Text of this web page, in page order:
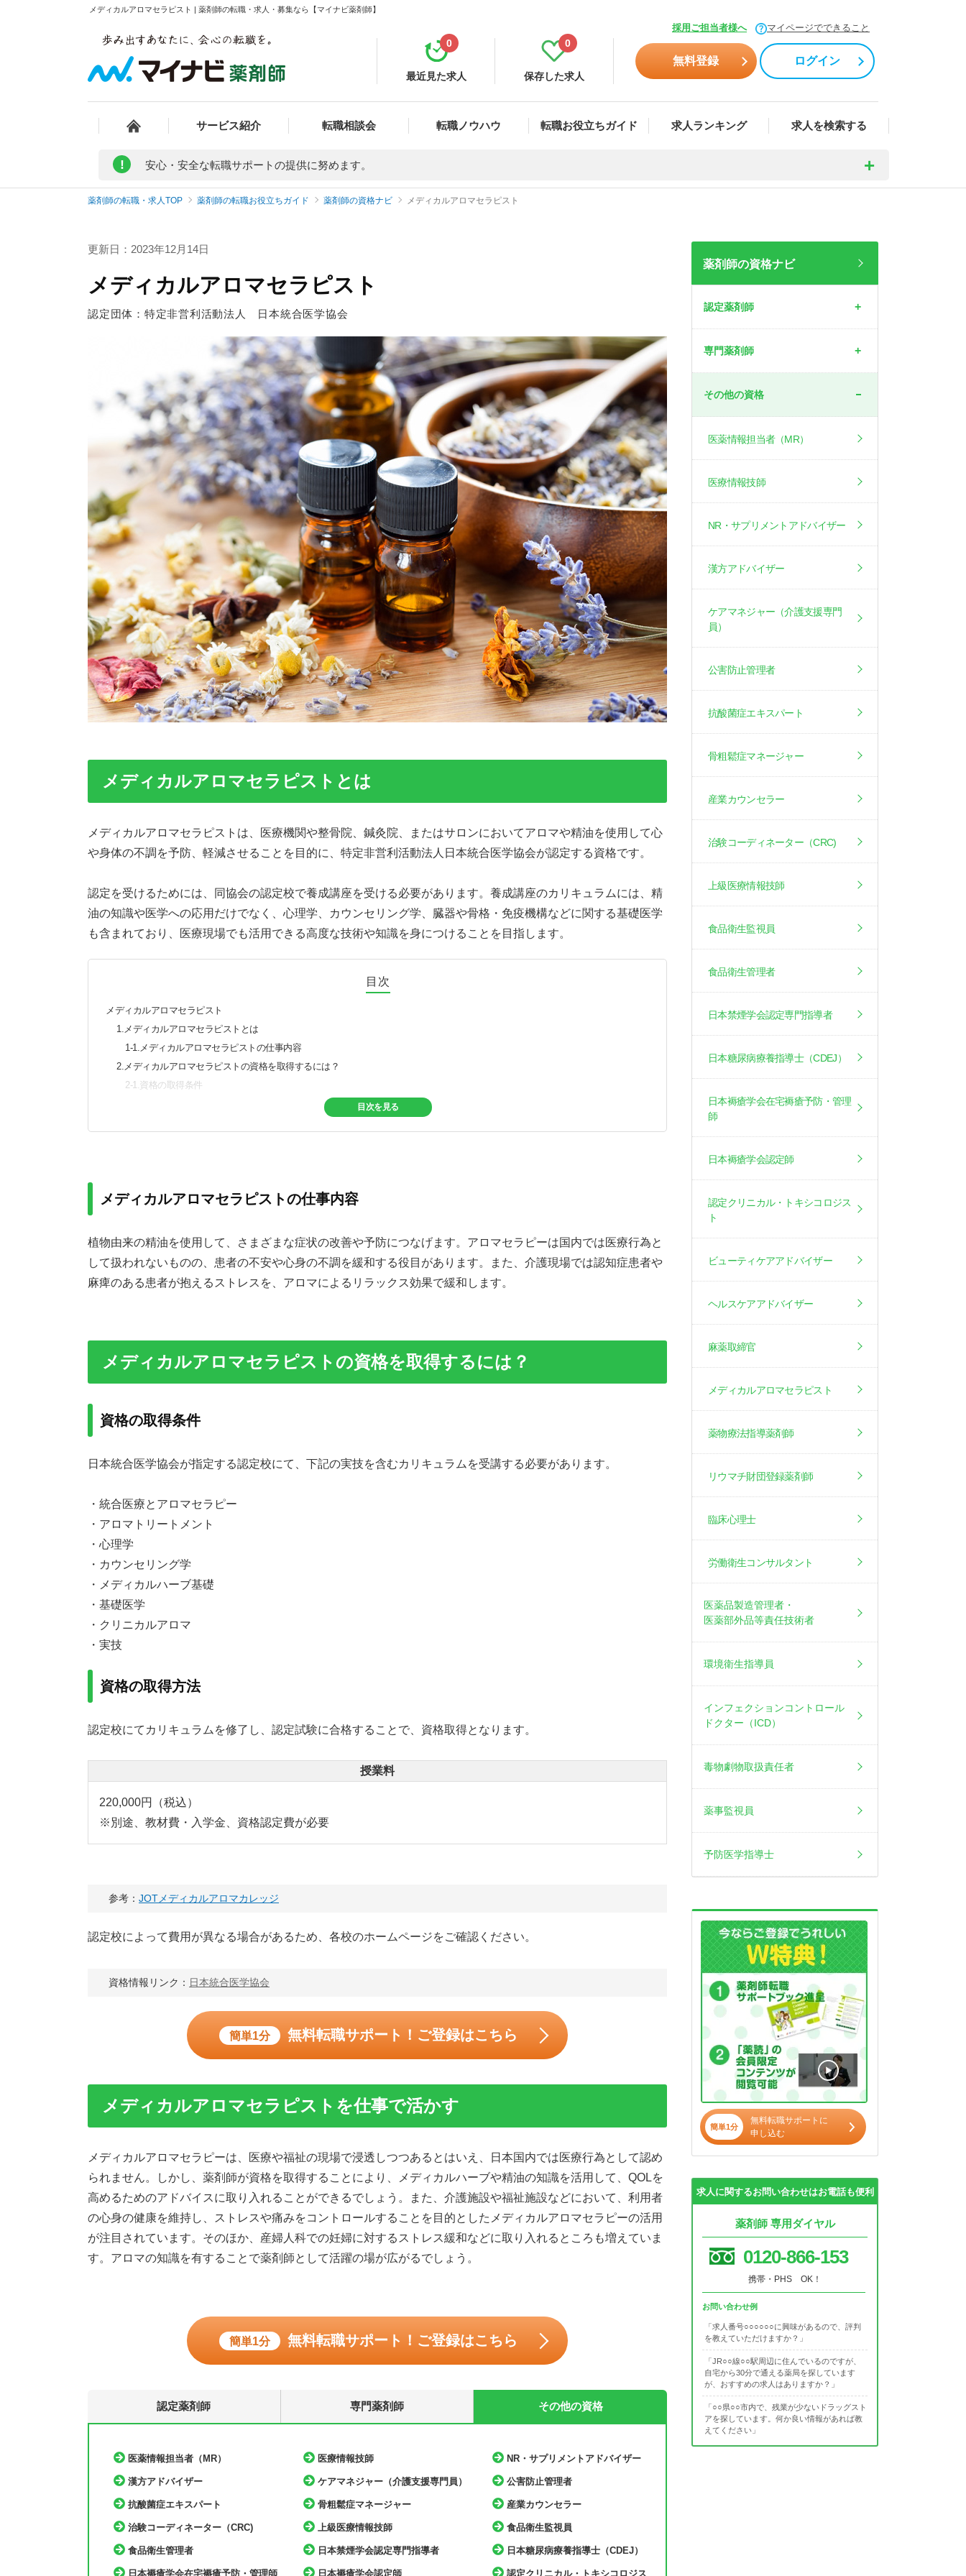
メディカルアロマセラピスト | 薬剤師の転職・求人・募集なら【マイナビ薬剤師】
採用ご担当者様へ マイページでできること
最近見た求人
0
保存した求人
0
無料登録 ログイン
サービス紹介 転職相談会 転職ノウハウ 転職お役立ちガイド 求人ランキング 求人を検索する
! 安心・安全な転職サポートの提供に努めます。
薬剤師の転職・求人TOP 薬剤師の転職お役立ちガイド 薬剤師の資格ナビ メディカルアロマセラピスト
更新日：2023年12月14日
メディカルアロマセラピスト
認定団体：特定非営利活動法人 日本統合医学協会
メディカルアロマセラピストとは
メディカルアロマセラピストは、医療機関や整骨院、鍼灸院、またはサロンにおいてアロマや精油を使用して心
や身体の不調を予防、軽減させることを目的に、特定非営利活動法人日本統合医学協会が認定する資格です。
認定を受けるためには、同協会の認定校で養成講座を受ける必要があります。養成講座のカリキュラムには、精
油の知識や医学への応用だけでなく、心理学、カウンセリング学、臓器や骨格・免疫機構などに関する基礎医学
も含まれており、医療現場でも活用できる高度な技術や知識を身につけることを目指します。
目次
メディカルアロマセラピスト
1.メディカルアロマセラピストとは
1-1.メディカルアロマセラピストの仕事内容
2.メディカルアロマセラピストの資格を取得するには？
2-1.資格の取得条件
目次を見る
メディカルアロマセラピストの仕事内容
植物由来の精油を使用して、さまざまな症状の改善や予防につなげます。アロマセラピーは国内では医療行為と
して扱われないものの、患者の不安や心身の不調を緩和する役目があります。また、介護現場では認知症患者や
麻痺のある患者が抱えるストレスを、アロマによるリラックス効果で緩和します。
メディカルアロマセラピストの資格を取得するには？
資格の取得条件
日本統合医学協会が指定する認定校にて、下記の実技を含むカリキュラムを受講する必要があります。
・統合医療とアロマセラピー
・アロマトリートメント
・心理学
・カウンセリング学
・メディカルハーブ基礎
・基礎医学
・クリニカルアロマ
・実技
資格の取得方法
認定校にてカリキュラムを修了し、認定試験に合格することで、資格取得となります。
授業料
220,000円（税込）
※別途、教材費・入学金、資格認定費が必要
参考： JOTメディカルアロマカレッジ
認定校によって費用が異なる場合があるため、各校のホームページをご確認ください。
資格情報リンク： 日本統合医学協会
簡単1分 無料転職サポート！ご登録はこちら
メディカルアロマセラピストを仕事で活かす
メディカルアロマセラピーは、医療や福祉の現場で浸透しつつあるとはいえ、日本国内では医療行為として認め
られません。しかし、薬剤師が資格を取得することにより、メディカルハーブや精油の知識を活用して、QOLを
高めるためのアドバイスに取り入れることができるでしょう。また、介護施設や福祉施設などにおいて、利用者
の心身の健康を維持し、ストレスや痛みをコントロールすることを目的としたメディカルアロマセラピーの活用
が注目されています。そのほか、産婦人科での妊婦に対するストレス緩和などに取り入れるところも増えていま
す。アロマの知識を有することで薬剤師として活躍の場が広がるでしょう。
簡単1分 無料転職サポート！ご登録はこちら
認定薬剤師 専門薬剤師 その他の資格
医薬情報担当者（MR） 医療情報技師 NR・サプリメントアドバイザー
漢方アドバイザー ケアマネジャー（介護支援専門員） 公害防止管理者
抗酸菌症エキスパート 骨粗鬆症マネージャー 産業カウンセラー
治験コーディネーター（CRC) 上級医療情報技師 食品衛生監視員
食品衛生管理者 日本禁煙学会認定専門指導者 日本糖尿病療養指導士（CDEJ）
日本褥瘡学会在宅褥瘡予防・管理師 日本褥瘡学会認定師 認定クリニカル・トキシコロジス
薬剤師の資格ナビ
認定薬剤師
専門薬剤師
その他の資格
医薬情報担当者（MR）
医療情報技師
NR・サプリメントアドバイザー
漢方アドバイザー
ケアマネジャー（介護支援専門
員）
公害防止管理者
抗酸菌症エキスパート
骨粗鬆症マネージャー
産業カウンセラー
治験コーディネーター（CRC)
上級医療情報技師
食品衛生監視員
食品衛生管理者
日本禁煙学会認定専門指導者
日本糖尿病療養指導士（CDEJ）
日本褥瘡学会在宅褥瘡予防・管理
師
日本褥瘡学会認定師
認定クリニカル・トキシコロジス
ト
ビューティケアアドバイザー
ヘルスケアアドバイザー
麻薬取締官
メディカルアロマセラピスト
薬物療法指導薬剤師
リウマチ財団登録薬剤師
臨床心理士
労働衛生コンサルタント
医薬品製造管理者・
医薬部外品等責任技術者
環境衛生指導員
インフェクションコントロール
ドクター（ICD）
毒物劇物取扱責任者
薬事監視員
予防医学指導士
簡単1分
無料転職サポートに
申し込む
求人に関するお問い合わせはお電話も便利
薬剤師 専用ダイヤル
0120-866-153
携帯・PHS OK！
お問い合わせ例
「求人番号○○○○○○に興味があるので、評判
を教えていただけますか？」
「JR○○線○○駅周辺に住んでいるのですが、
自宅から30分で通える薬局を探しています
が、おすすめの求人はありますか？」
「○○県○○市内で、残業が少ないドラッグスト
アを探しています。何か良い情報があれば教
えてください」